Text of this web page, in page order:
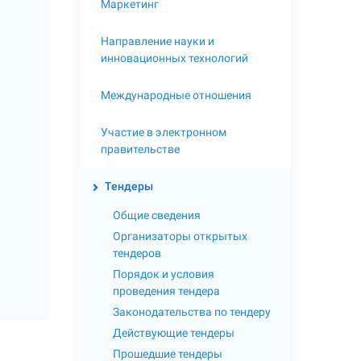
Маркетинг
Направление науки и
инновационных технологий
Международные отношения
Участие в электронном
правительстве
Тендеры
Общие сведения
Организаторы открытых
тендеров
Порядок и условия
проведения тендера
Законодательства по тендеру
Действующие тендеры
Прошедшие тендеры